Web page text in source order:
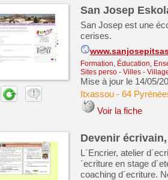
San Josep
San Josep est une
cerises.
Formation, Éducation,
Sites perso- Villes -
Mise à jour le 14/05/
Itxassou- 64
Voir la fiche
Devenir
L´Encrier, atelier
´ecriture en stage
coaching d´ecriture.